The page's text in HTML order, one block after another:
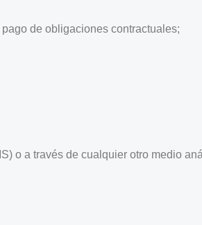
de obligaciones contractuales;
o a través de cualquier otro medio